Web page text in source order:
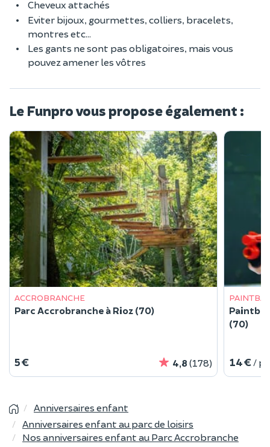
Cheveux attachés
Eviter bijoux, gourmettes, colliers, bracelets,
montres etc...
Les gants ne sont pas obligatoires, mais vous
pouvez amener les vôtres
Le Funpro vous propose également :
ACCROBRANCHE
Parc Accrobranche à Rioz (70)
5 € 4,8 (178)
(70)
14 € /
Anniversaires enfant
Anniversaires enfant au parc de loisirs
Nos anniversaires enfant au Parc Accrobranche